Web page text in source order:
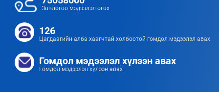
Зөвлөгөө мэдээлэл өгөх
126
Цагдаагийн алба хаагчтай холбоотой гомдол мэдээлэл авах
Гомдол мэдээлэл хүлээн авах
Гомдол мэдээлэл хүлээн авах